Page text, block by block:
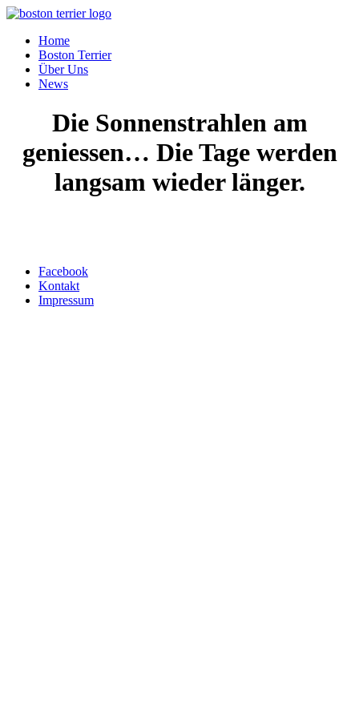
Home
Boston Terrier
Über Uns
News
Die Sonnenstrahlen am
geniessen… Die Tage werden
langsam wieder länger.
Facebook
Kontakt
Impressum